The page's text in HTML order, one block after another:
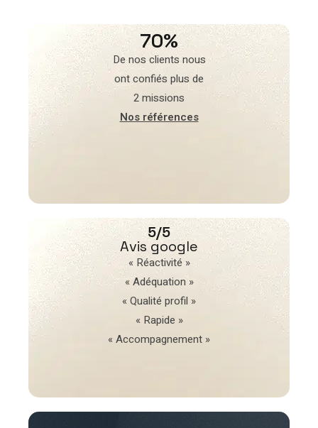
70%
De nos clients nous
ont confiés plus de
2 missions
Nos références
5/5
Avis google
« Réactivité »
« Adéquation »
« Qualité profil »
« Rapide »
« Accompagnement »